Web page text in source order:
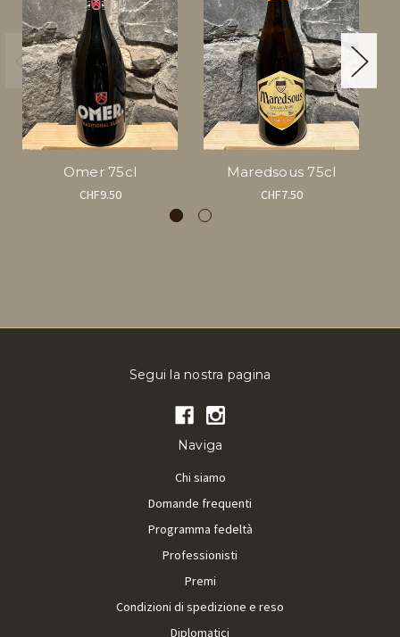
Omer 75cl
CHF9.50
Maredsous 75cl
CHF7.50
Segui la nostra pagina
Naviga
Chi siamo
Domande frequenti
Programma fedeltà
Professionisti
Premi
Condizioni di spedizione e reso
Diplomatici